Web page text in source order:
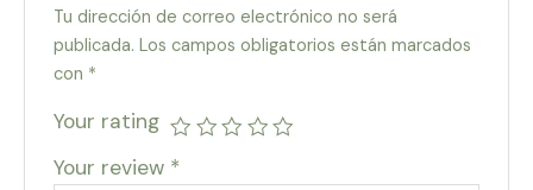
Tu dirección de correo electrónico no será
publicada. Los campos obligatorios están marcados
con *
Your rating
Your review *